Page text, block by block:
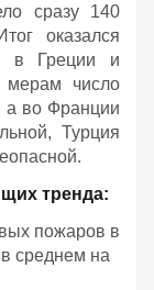
сразу 140
оказался
в Греции и
мерам число
а во Франции
Турция
тренда:
пожаров в
среднем на